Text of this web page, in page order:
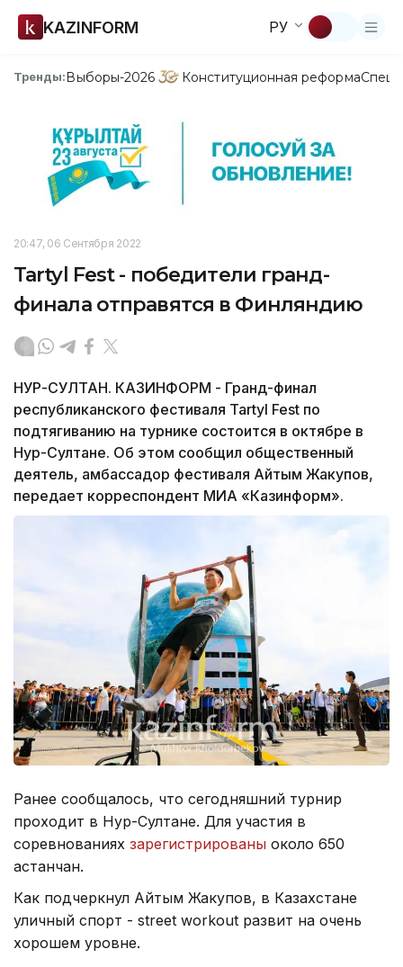
KAZINFORM РУ
Тренды:Выборы-2026 Конституционная реформа
20:47, 06 Сентября 2022
Tartyl Fest - победители гранд-
финала отправятся в Финляндию
НУР-СУЛТАН. КАЗИНФОРМ - Гранд-финал
республиканского фестиваля Tartyl Fest по
подтягиванию на турнике состоится в октябре в
Нур-Султане. Об этом сообщил общественный
деятель, амбассадор фестиваля Айтым Жакупов,
передает корреспондент МИА «Казинформ».
Ранее сообщалось, что сегодняшний турнир
проходит в Нур-Султане. Для участия в
соревнованиях зарегистрированы около 650
астанчан.
Как подчеркнул Айтым Жакупов, в Казахстане
уличный спорт - street workout развит на очень
хорошем уровне.